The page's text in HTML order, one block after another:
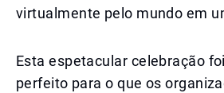
virtualmente pelo mundo em
Esta espetacular celebração
perfeito para o que os